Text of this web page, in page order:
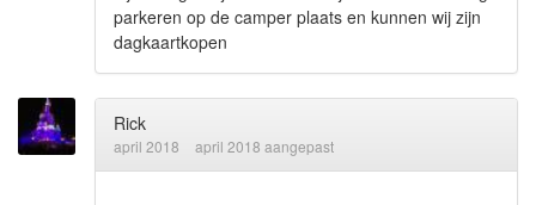
parkeren op de camper plaats en kunnen wij zijn
dagkaartkopen
Rick
april 2018 april 2018 aangepast